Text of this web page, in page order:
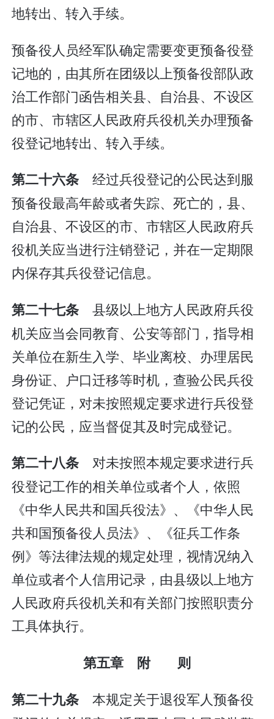
地转出、转入手续。
预备役人员经军队确定需要变更预备役登
记地的，由其所在团级以上预备役部队政
治工作部门函告相关县、自治县、不设区
的市、市辖区人民政府兵役机关办理预备
役登记地转出、转入手续。
第二十六条经过兵役登记的公民达到服
预备役最高年龄或者失踪、死亡的，县、
自治县、不设区的市、市辖区人民政府兵
役机关应当进行注销登记，并在一定期限
内保存其兵役登记信息。
第二十七条县级以上地方人民政府兵役
机关应当会同教育、公安等部门，指导相
关单位在新生入学、毕业离校、办理居民
身份证、户口迁移等时机，查验公民兵役
登记凭证，对未按照规定要求进行兵役登
记的公民，应当督促其及时完成登记。
第二十八条对未按照本规定要求进行兵
役登记工作的相关单位或者个人，依照
《中华人民共和国兵役法》、《中华人民
共和国预备役人员法》、《征兵工作条
例》等法律法规的规定处理，视情况纳入
单位或者个人信用记录，由县级以上地方
人民政府兵役机关和有关部门按照职责分
工具体执行。
第五章 附 则
第二十九条 本规定关于退役军人预备役